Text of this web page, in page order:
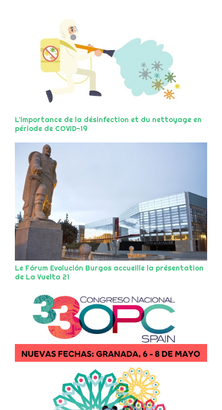
L'importance de la désinfection et du nettoyage en
période de COVID-19
Le Fórum Evolución Burgos accueille la présentation
de La Vuelta 21